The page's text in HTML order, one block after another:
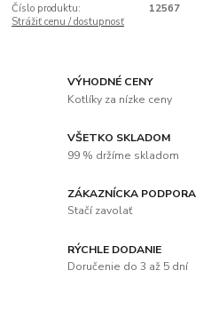
Číslo produktu:
12567
Strážiť cenu / dostupnosť
VÝHODNÉ CENY
Kotlíky za nízke ceny
VŠETKO SKLADOM
99 % držíme skladom
ZÁKAZNÍCKA PODPORA
Stačí zavolať
RÝCHLE DODANIE
Doručenie do 3 až 5 dní